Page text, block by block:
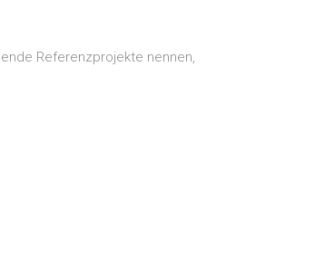
Referenzprojekte nennen,